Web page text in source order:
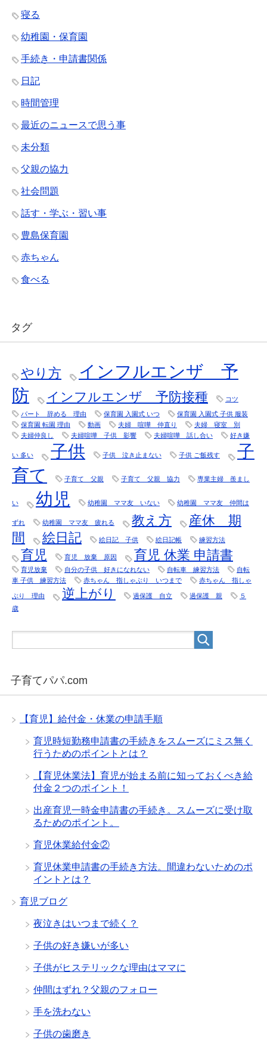
寝る
幼稚園・保育園
手続き・申請書関係
日記
時間管理
最近のニュースで思う事
未分類
父親の協力
社会問題
話す・学ぶ・習い事
豊島保育園
赤ちゃん
食べる
タグ
やり方
インフルエンザ 予
防
インフルエンザ 予防接種 コツ
パート 辞める 理由 保育園 入園式 いつ
保育園 入園式 子供 服装
保育園 転園 理由
動画 夫婦 喧嘩 仲直り
夫婦 寝室 別
夫婦仲良し
夫婦喧嘩 子供 影響 夫婦喧嘩 話し合い 好き嫌
い 多い 子供 子供 泣き止まない 子供 ご飯残す
子
育て
子育て 父親 子育て 父親 協力 専業主婦 羨まし
い 幼児 幼稚園 ママ友 いない 幼稚園 ママ友 仲間は
ずれ 幼稚園 ママ友 疲れる 教え方
産休 期
間
絵日記 絵日記 子供 絵日記帳 練習方法
育児 育児 放棄 原因 育児 休業 申請書
育児放棄 自分の子供 好きになれない 自転車 練習方法
自転
車 子供 練習方法
赤ちゃん 指しゃぶり いつまで 赤ちゃん 指しゃ
ぶり 理由 逆上がり 過保護 自立 過保護 親
５
歳
子育てパパ.com
【育児】給付金・休業の申請手順
育児時短勤務申請書の手続きをスムーズにミス無く
行うためのポイントとは？
【育児休業法】育児が始まる前に知っておくべき給
付金２つのポイント！
出産育児一時金申請書の手続き。スムーズに受け取
るためのポイント。
育児休業給付金②
育児休業申請書の手続き方法。間違わないためのポ
イントとは？
育児ブログ
夜泣きはいつまで続く？
子供の好き嫌いが多い
子供がヒステリックな理由はママに
仲間はずれ？父親のフォロー
手を洗わない
子供の歯磨き